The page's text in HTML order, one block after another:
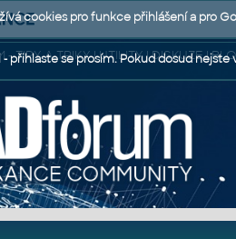
- TIPY A TRIKY | UTILITY | DISKUZE |
cookies pro funkce přihlášení a pro
- přihlaste se prosím. Pokud dosud nejste